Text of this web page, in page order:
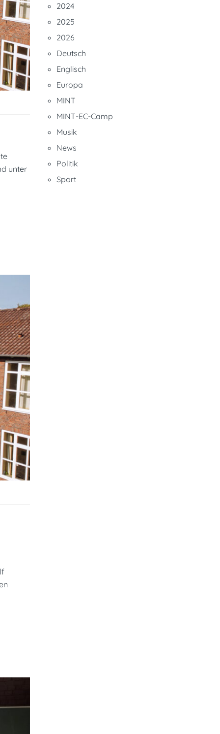
unter
2024
2025
2026
Deutsch
Englisch
Europa
MINT
MINT-EC-Camp
Musik
News
Politik
Sport